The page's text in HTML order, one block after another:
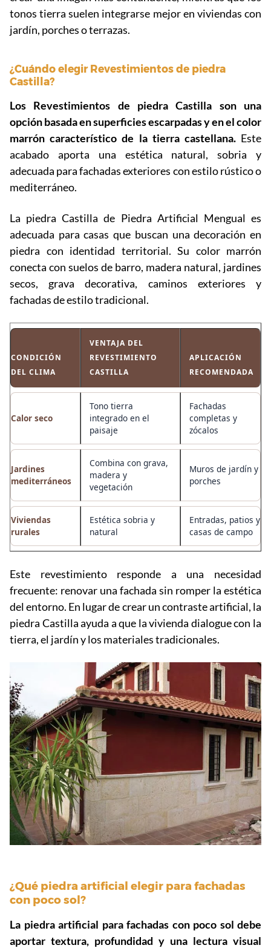
tonos tierra suelen integrarse mejor en viviendas con
jardín, porches o terrazas.
¿Cuándo elegir Revestimientos de piedra
Castilla?
Los Revestimientos de piedra Castilla son una
opción basada en superficies escarpadas y en el color
marrón característico de la tierra castellana.Este
acabado aporta una estética natural, sobria y
adecuada para fachadas exteriores con estilo rústico o
mediterráneo.
La piedra Castilla de Piedra Artificial Mengual es
adecuada para casas que buscan una decoración en
piedra con identidad territorial. Su color marrón
conecta con suelos de barro, madera natural, jardines
secos, grava decorativa, caminos exteriores y
fachadas de estilo tradicional.
CONDICIÓN
DEL CLIMA
VENTAJA DEL
REVESTIMIENTO
CASTILLA
APLICACIÓN
RECOMENDADA
Calor seco
Tono tierra
integrado en el
paisaje
Fachadas
completas y
zócalos
Jardines
mediterráneos
Combina con grava,
madera y
vegetación
Muros de jardín y
porches
Viviendas
rurales
Estética sobria y
natural
Entradas, patios y
casas de campo
Este revestimiento responde a una necesidad
frecuente: renovar una fachada sin romper la estética
del entorno. En lugar de crear un contraste artificial, la
piedra Castilla ayuda a que la vivienda dialogue con la
tierra, el jardín y los materiales tradicionales.
¿Qué piedra artificial elegir para fachadas
con poco sol?
La piedra artificial para fachadas con poco sol debe
aportar textura, profundidad y una lectura visual